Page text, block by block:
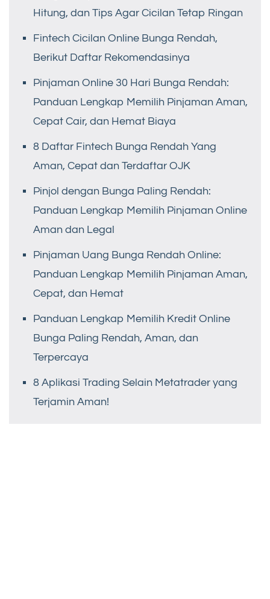
Hitung, dan Tips Agar Cicilan Tetap Ringan
Fintech Cicilan Online Bunga Rendah,
Berikut Daftar Rekomendasinya
Pinjaman Online 30 Hari Bunga Rendah:
Panduan Lengkap Memilih Pinjaman Aman,
Cepat Cair, dan Hemat Biaya
8 Daftar Fintech Bunga Rendah Yang
Aman, Cepat dan Terdaftar OJK
Pinjol dengan Bunga Paling Rendah:
Panduan Lengkap Memilih Pinjaman Online
Aman dan Legal
Pinjaman Uang Bunga Rendah Online:
Panduan Lengkap Memilih Pinjaman Aman,
Cepat, dan Hemat
Panduan Lengkap Memilih Kredit Online
Bunga Paling Rendah, Aman, dan
Terpercaya
8 Aplikasi Trading Selain Metatrader yang
Terjamin Aman!